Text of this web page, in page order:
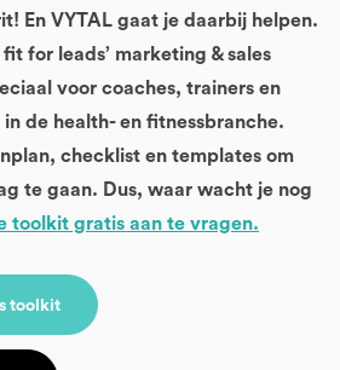
En VYTAL gaat je daarbij helpen.
for leads’ marketing & sales
voor coaches, trainers en
de health- en fitnessbranche.
checklist en templates om
te gaan. Dus, waar wacht je nog
toolkit gratis aan te vragen.
toolkit